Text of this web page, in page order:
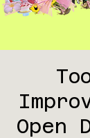
Open